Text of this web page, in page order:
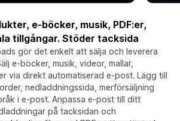
e-böcker, musik, PDF:er,
tillgångar. Stöder tacksida
gör det enkelt att sälja och leverera
e-böcker, musik, videor, mallar,
via direkt automatiserad e-post. Lägg till
nedladdningssida, merförsäljning
i e-post. Anpassa e-post till ditt
på tacksidan och